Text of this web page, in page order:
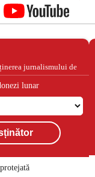
jurnalismului de
lunar